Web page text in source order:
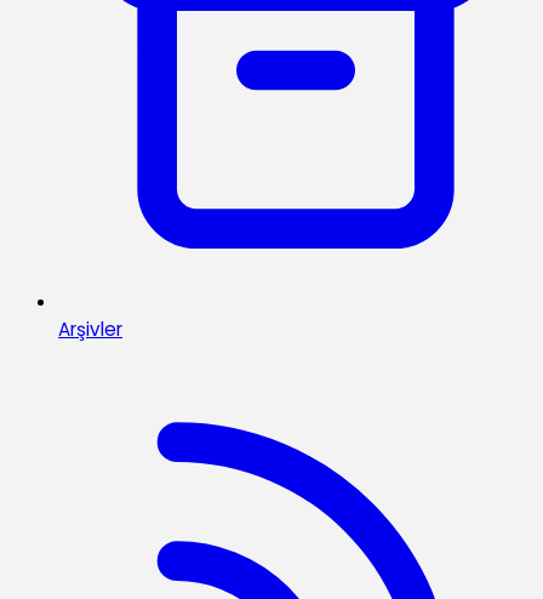
Arşivler